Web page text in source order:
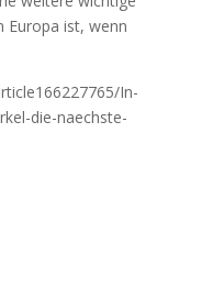
Europa ist, wenn
In-
die-naechste-